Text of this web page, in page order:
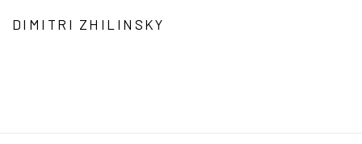
DIMITRI ZHILINSKY